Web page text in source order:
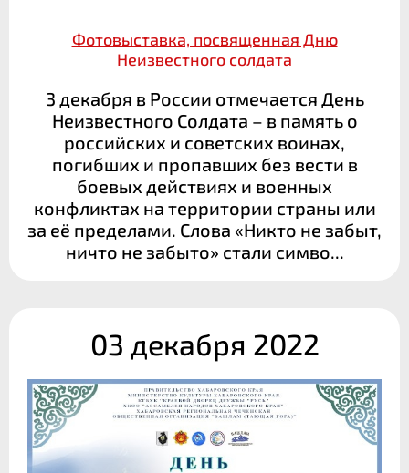
Фотовыставка, посвященная Дню
Неизвестного солдата
3 декабря в России отмечается День
Неизвестного Солдата – в память о
российских и советских воинах,
погибших и пропавших без вести в
боевых действиях и военных
конфликтах на территории страны или
за её пределами. Слова «Никто не забыт,
ничто не забыто» стали симво...
03 декабря 2022